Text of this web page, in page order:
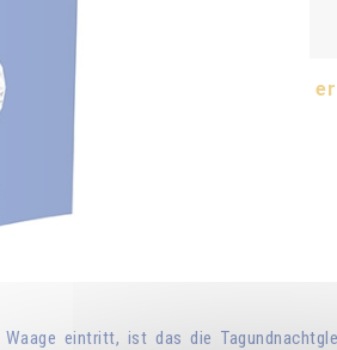
eintritt, ist das die